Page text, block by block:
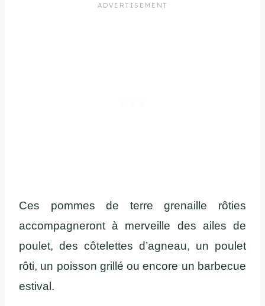
Ces pommes de terre grenaille rôties
accompagneront à merveille des ailes de
poulet, des côtelettes d’agneau, un poulet
rôti, un poisson grillé ou encore un barbecue
estival.